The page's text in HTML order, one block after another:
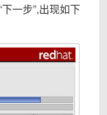
一步”,出现如下